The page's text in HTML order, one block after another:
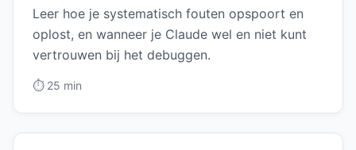
Leer hoe je systematisch fouten opspoort en
oplost, en wanneer je Claude wel en niet kunt
vertrouwen bij het debuggen.
⏱️ 25 min